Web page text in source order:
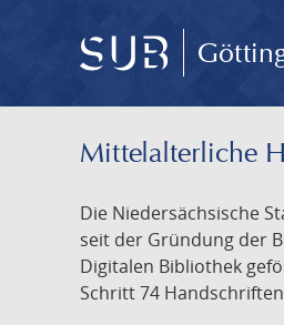
Mittelalterliche
Die Niedersächsische
seit der Gründung der
Digitalen Bibliothek
Schritt 74